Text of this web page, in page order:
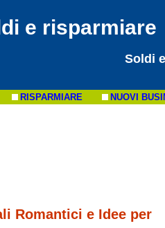
e risparmiare
Soldi
RISPARMIARE NUOVI
Romantici e Idee per